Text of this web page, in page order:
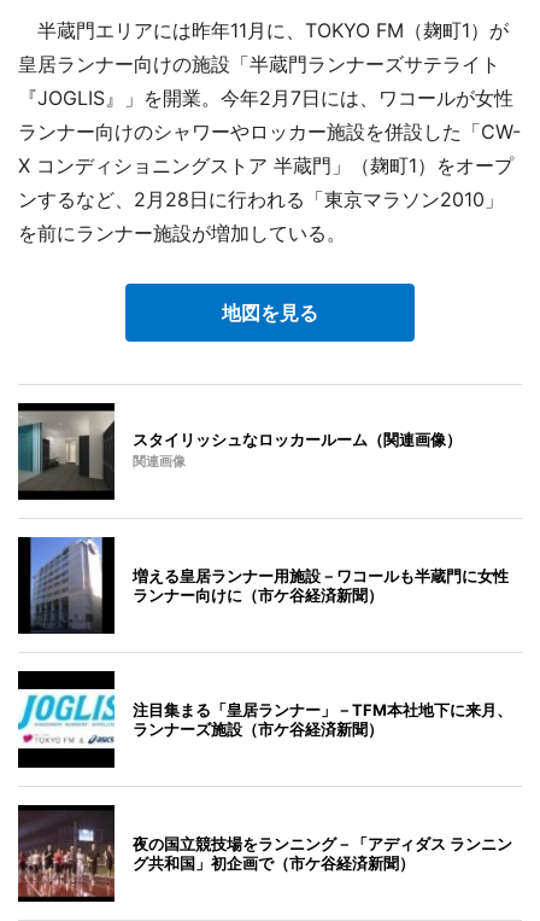
半蔵門エリアには昨年11月に、TOKYO FM（麹町1）が
皇居ランナー向けの施設「半蔵門ランナーズサテライト
『JOGLIS』」を開業。今年2月7日には、ワコールが女性
ランナー向けのシャワーやロッカー施設を併設した「CW-
X コンディショニングストア 半蔵門」（麹町1）をオープ
ンするなど、2月28日に行われる「東京マラソン2010」
を前にランナー施設が増加している。
地図を見る
スタイリッシュなロッカールーム（関連画像）
関連画像
増える皇居ランナー用施設－ワコールも半蔵門に女性
ランナー向けに（市ケ谷経済新聞）
注目集まる「皇居ランナー」－TFM本社地下に来月、
ランナーズ施設（市ケ谷経済新聞）
夜の国立競技場をランニング－「アディダス ランニン
グ共和国」初企画で（市ケ谷経済新聞）